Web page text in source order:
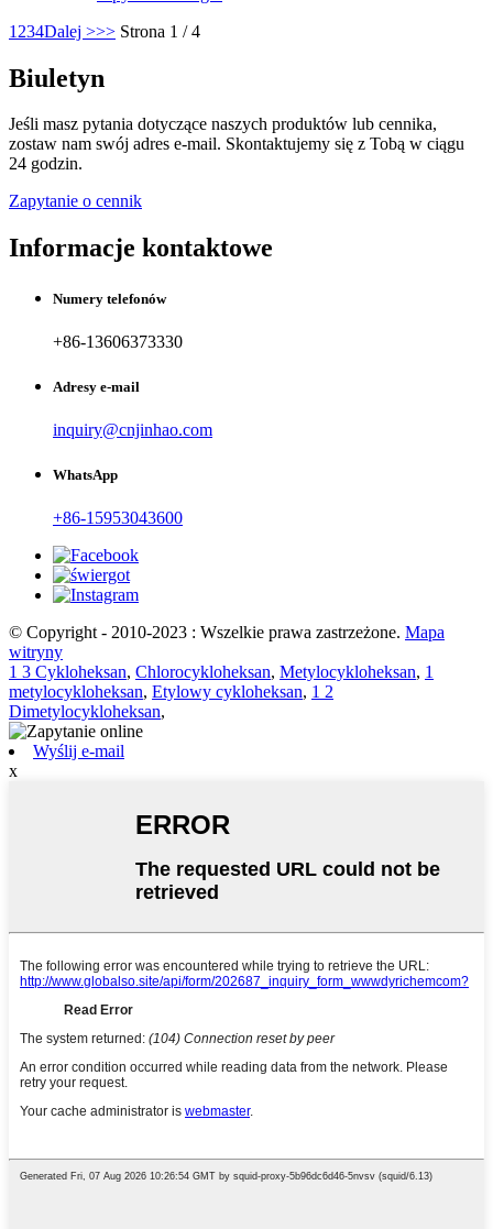
1 234Dalej >>> Strona 1 / 4
Biuletyn
Jeśli masz pytania dotyczące naszych produktów lub cennika,
zostaw nam swój adres e-mail. Skontaktujemy się z Tobą w ciągu
24 godzin.
Zapytanie o cennik
Informacje kontaktowe
Numery telefonów
+86-13606373330
Adresy e-mail
inquiry@cnjinhao.com
WhatsApp
+86-15953043600
© Copyright - 2010-2023 : Wszelkie prawa zastrzeżone. Mapa
witryny
1 3 Cykloheksan, Chlorocykloheksan, Metylocykloheksan, 1
metylocykloheksan, Etylowy cykloheksan, 1 2
Dimetylocykloheksan,
Wyślij e-mail
x